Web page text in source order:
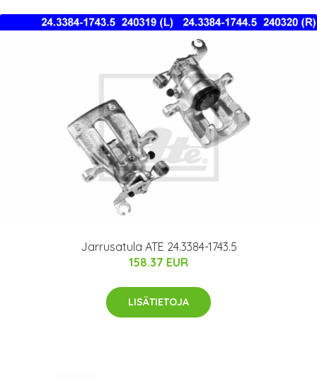
Jarrusatula ATE 24.3384-1743.5
158.37 EUR
LISÄTIETOJA